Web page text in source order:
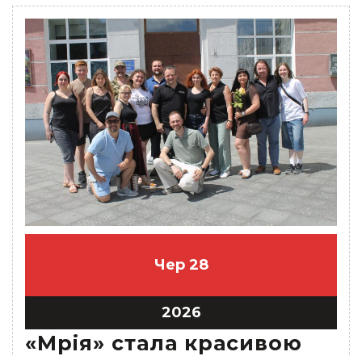
Чер 28
2026
«Мрія» стала красивою